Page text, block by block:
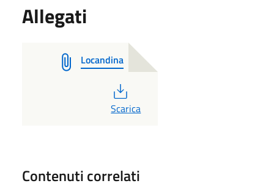
Allegati
Locandina
PDF
Scarica
Contenuti correlati